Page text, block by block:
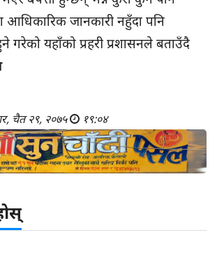
आधिकारिक जानकारी नहुँदा पनि
गरेको यहाँको प्रहरी प्रशासनले बताउँदै
चैत २९, २०७५ १९:०४